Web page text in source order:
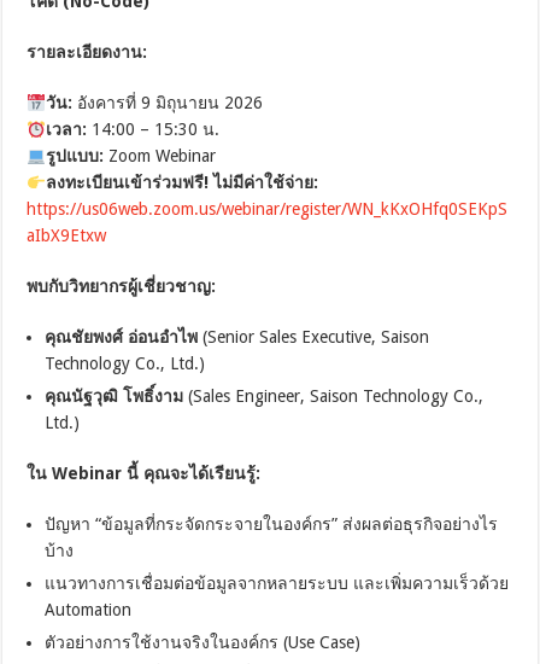
รายละเอียดงาน:
วัน: อังคารที่ 9 มิถุนายน 2026
เวลา: 14:00 – 15:30 น.
รูปแบบ: Zoom Webinar
ลงทะเบียนเข้าร่วมฟรี! ไม่มีค่าใช้จ่าย:
https://us06web.zoom.us/webinar/register/WN_kKxOHfq0SEKpS
aIbX9Etxw
พบกับวิทยากรผู้เชี่ยวชาญ:
คุณชัยพงศ์ อ่อนอำไพ (Senior Sales Executive, Saison
Technology Co., Ltd.)
คุณนัฐวุฒิ โพธิ์งาม (Sales Engineer, Saison Technology Co.,
Ltd.)
ใน Webinar นี้ คุณจะได้เรียนรู้:
ปัญหา “ข้อมูลที่กระจัดกระจายในองค์กร” ส่งผลต่อธุรกิจอย่างไร
บ้าง
แนวทางการเชื่อมต่อข้อมูลจากหลายระบบ และเพิ่มความเร็วด้วย
Automation
ตัวอย่างการใช้งานจริงในองค์กร (Use Case)